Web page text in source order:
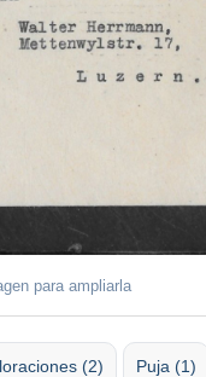
para ampliarla
(2) Puja (1)